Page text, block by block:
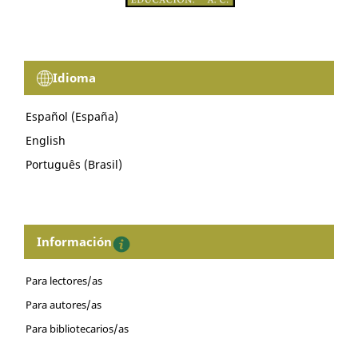
Idioma
Español (España)
English
Português (Brasil)
Información
Para lectores/as
Para autores/as
Para bibliotecarios/as